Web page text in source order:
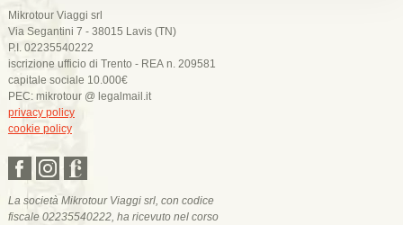
Mikrotour Viaggi srl
Via Segantini 7 - 38015 Lavis (TN)
P.I. 02235540222
iscrizione ufficio di Trento - REA n. 209581
capitale sociale 10.000€
PEC: mikrotour @ legalmail.it
privacy policy
cookie policy
La società Mikrotour Viaggi srl, con codice
fiscale 02235540222, ha ricevuto nel corso